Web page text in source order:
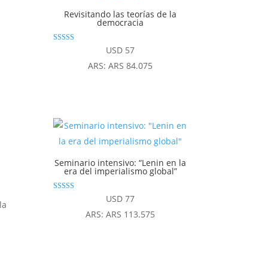
Revisitando las teorías de la
democracia
USD 57
ARS:ARS 84.075
Seminario intensivo: “Lenin en la
era del imperialismo global”
USD 77
ARS:ARS 113.575